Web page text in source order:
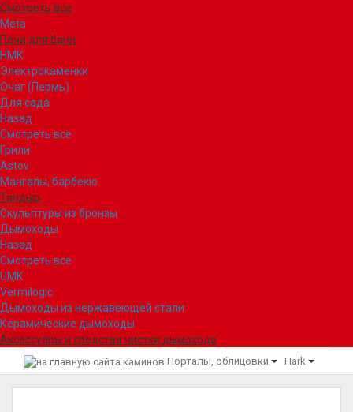
Смотреть все
Meta
Печи для бани
НМК
Электрокаменки
Очаг (Пермь)
Для сада
Назад
Смотреть все
Грили
Astov
Мангалы, барбекю
Тандыр
Скульптуры из бронзы
Дымоходы
Назад
Смотреть все
UMK
Vermilogic
Дымоходы из нержавеющей стали
Керамические дымоходы
Аксессуары и средства чистки дымохода
Порталы, облицовки Hark